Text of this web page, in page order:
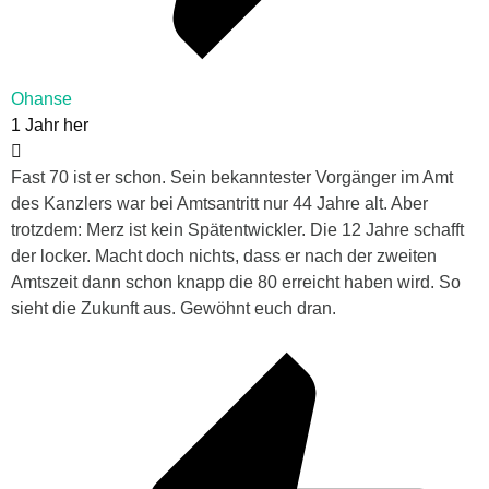
Ohanse
1 Jahr her
Fast 70 ist er schon. Sein bekanntester Vorgänger im Amt
des Kanzlers war bei Amtsantritt nur 44 Jahre alt. Aber
trotzdem: Merz ist kein Spätentwickler. Die 12 Jahre schafft
der locker. Macht doch nichts, dass er nach der zweiten
Amtszeit dann schon knapp die 80 erreicht haben wird. So
sieht die Zukunft aus. Gewöhnt euch dran.